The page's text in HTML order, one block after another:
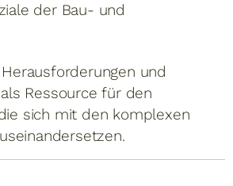
der Bau- und
und
Ressource für den
sich mit den komplexen